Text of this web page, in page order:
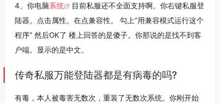
4、你电脑系统
目前私服还不全面支持啊。你右键私服登
陆器。点击属性。在点兼容性。 勾上“用兼容模式运行这个
程序” 然后OK了 楼上回答的是傻子。你那说的是找不到客
户端。显示的是中文。
传奇私服万能登陆器都是有病毒的吗?
有毒，本人被毒害无数次，重装了无数次系统。你刚开始